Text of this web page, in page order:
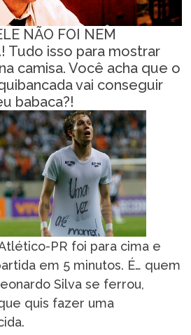
NÃO FOI NEM
Tudo isso para mostrar
camisa. Você acha que o
vai conseguir
babaca?!
PR foi para cima e
em 5 minutos. É… quem
Silva se ferrou,
quis fazer uma